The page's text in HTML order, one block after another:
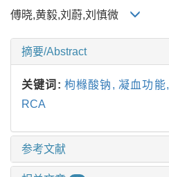
傅晓,黄毅,刘蔚,刘慎微
摘要/Abstract
关键词: 枸橼酸钠, 凝血功能,
RCA
参考文献